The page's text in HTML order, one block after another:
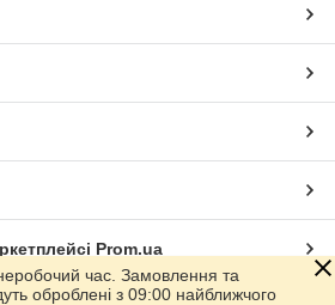
Prom.ua
час. Замовлення та
оброблені з 09:00 найближчого